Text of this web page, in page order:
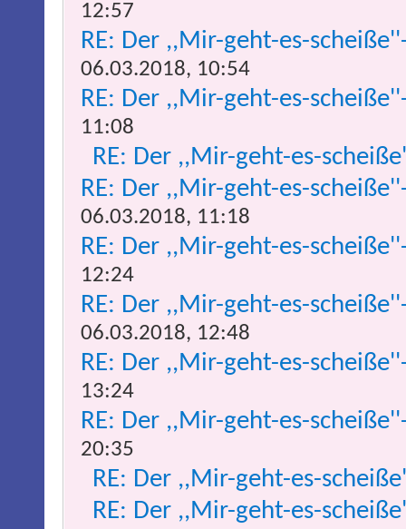
12:57
RE: Der ,,Mir-geht-es-
06.03.2018, 10:54
RE: Der ,,Mir-geht-es-
11:08
RE: Der ,,Mir-geht-es-
RE: Der ,,Mir-geht-es-
06.03.2018, 11:18
RE: Der ,,Mir-geht-es-
12:24
RE: Der ,,Mir-geht-es-
06.03.2018, 12:48
RE: Der ,,Mir-geht-es-
13:24
RE: Der ,,Mir-geht-es-
20:35
RE: Der ,,Mir-geht-es-
RE: Der ,,Mir-geht-es-